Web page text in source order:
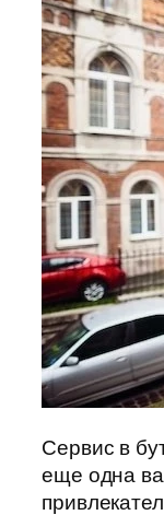
Сервис в
еще одна